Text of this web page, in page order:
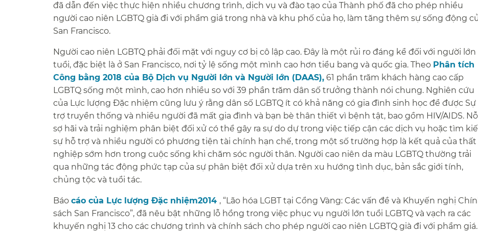
đã dẫn đến việc thực hiện nhiều chương trình, dịch vụ và đào tạo của Thành phố đã cho phép nhiều
người cao niên LGBTQ già đi với phẩm giá trong nhà và khu phố của họ, làm tăng thêm sự sống động
San Francisco.​​
Người cao niên LGBTQ phải đối mặt với nguy cơ bị cô lập cao. Đây là một rủi ro đáng kể đối với người lớn
tuổi, đặc biệt là ở San Francisco, nơi tỷ lệ sống một mình cao hơn tiểu bang và quốc gia. Theo Phân tích
Công bằng 2018 của Bộ Dịch vụ Người lớn và Người lớn (DAAS), 61 phần trăm khách hàng cao cấp
LGBTQ sống một mình, cao hơn nhiều so với 39 phần trăm dân số trưởng thành nói chung. Nghiên cứu
của Lực lượng Đặc nhiệm cũng lưu ý rằng dân số LGBTQ ít có khả năng có gia đình sinh học để được Sự
trợ truyền thống và nhiều người đã mất gia đình và bạn bè thân thiết vì bệnh tật, bao gồm HIV/AIDS.
sợ hãi và trải nghiệm phân biệt đối xử có thể gây ra sự do dự trong việc tiếp cận các dịch vụ hoặc tìm
sự hỗ trợ và nhiều người có phương tiện tài chính hạn chế, trong một số trường hợp là kết quả của thất
nghiệp sớm hơn trong cuộc sống khi chăm sóc người thân. Người cao niên da màu LGBTQ thường trải
qua những tác động phức tạp của sự phân biệt đối xử dựa trên xu hướng tình dục, bản sắc giới tính,
chủng tộc và tuổi tác.​​
Báo cáo của Lực lượng Đặc nhiệm2014 , “Lão hóa LGBT tại Cổng Vàng: Các vấn đề và Khuyến nghị
sách San Francisco”, đã nêu bật những lỗ hổng trong việc phục vụ người lớn tuổi LGBTQ và vạch ra các
khuyến nghị 13 cho các chương trình và chính sách cho phép người cao niên LGBTQ già đi với phẩm giá.